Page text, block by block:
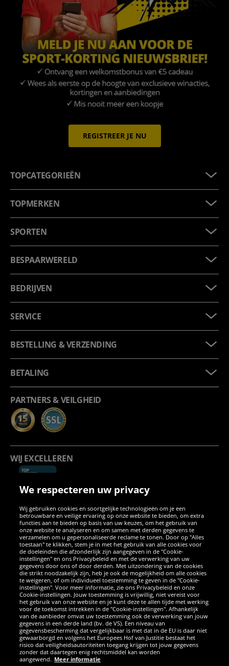
REGISTREER JE NU
TOPCATEGORIEËN
TOPMERKEN
SPORTEN
BESPAARWERELD
BEDRIJVEN
SERVICE
BESTELLING & VERZENDING
BETALING
PARTNERS & VEILGHEID
WIJ EXCELLEREN
SOCIALE MEDIA
FacebookInstagram
WhatsApp
TikTokTwitterYouTube
APPS
We respecteren uw privacy
Wij gebruiken cookies en soortgelijke technologieën om je een
betrouwbare en veilige ervaring op onze website te bieden, om extra
functies aan te bieden op basis van uw keuzes, om het gebruik van
onze website te analyseren en om samen met derden gegevens te
verzamelen om u gepersonaliseerde reclame te tonen. Door op "Alles
toestaan" te klikken, stem je in met het gebruik van alle cookies voor
de doeleinden die afzonderlijk zijn aangegeven in de "Cookie-
instellingen" en ons Privacybeleid en met de verwerking van uw
gegevens door ons of door derden. Met uitzondering van de cookies
die strikt noodzakelijk zijn, heb je ook de mogelijkheid om alle cookies
te weigeren, of om individueel toestemming te geven in de "Cookie-
instellingen". Voor meer informatie, zie ons Privacybeleid en onze
Cookie-instellingen. Jouw toestemming is vrijwillig, niet vereist voor
het gebruik van onze website en je kunt deze te allen tijde met werking
voor de toekomst intrekken in de "Cookie-instellingen". Afhankelijk
van de aanbieder omvat uw toestemming ook de verwerking van jouw
gegevens in een derde land (bv. de VS). Een niveau van
gegevensbescherming dat vergelijkbaar is met dat in de EU is daar niet
gewaarborgd en volgens het Europees Hof van Justitie bestaat het
risico dat veiligheidsautoriteiten toegang krijgen tot jouw gegevens
zonder dat daartegen enig rechtsmiddel kan worden
aangewend. Meer informatie